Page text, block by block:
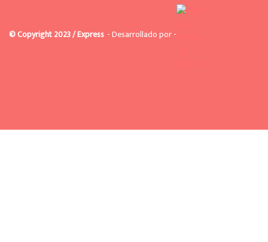
© Copyright 2023 / Express - Desarrollado por -